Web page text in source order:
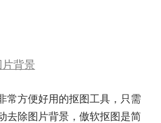
背景
方便好用的抠图工具，只需
去除图片背景，傲软抠图是简